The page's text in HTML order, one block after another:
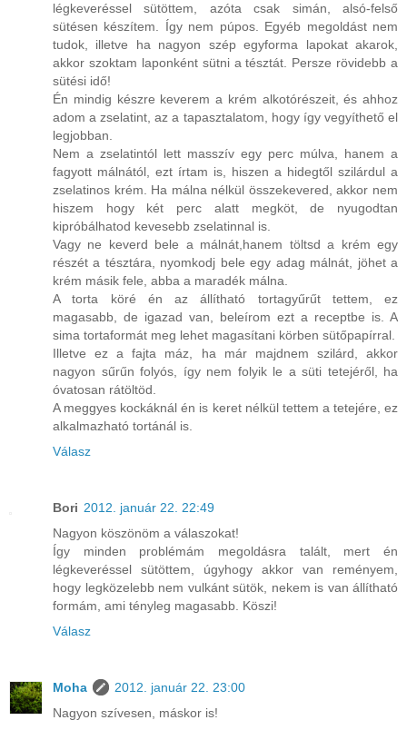
légkeveréssel sütöttem, azóta csak simán, alsó-felső
sütésen készítem. Így nem púpos. Egyéb megoldást nem
tudok, illetve ha nagyon szép egyforma lapokat akarok,
akkor szoktam laponként sütni a tésztát. Persze rövidebb a
sütési idő!
Én mindig készre keverem a krém alkotórészeit, és ahhoz
adom a zselatint, az a tapasztalatom, hogy így vegyíthető el
legjobban.
Nem a zselatintól lett masszív egy perc múlva, hanem a
fagyott málnától, ezt írtam is, hiszen a hidegtől szilárdul a
zselatinos krém. Ha málna nélkül összekevered, akkor nem
hiszem hogy két perc alatt megköt, de nyugodtan
kipróbálhatod kevesebb zselatinnal is.
Vagy ne keverd bele a málnát,hanem töltsd a krém egy
részét a tésztára, nyomkodj bele egy adag málnát, jöhet a
krém másik fele, abba a maradék málna.
A torta köré én az állítható tortagyűrűt tettem, ez
magasabb, de igazad van, beleírom ezt a receptbe is. A
sima tortaformát meg lehet magasítani körben sütőpapírral.
Illetve ez a fajta máz, ha már majdnem szilárd, akkor
nagyon sűrűn folyós, így nem folyik le a süti tetejéről, ha
óvatosan rátöltöd.
A meggyes kockáknál én is keret nélkül tettem a tetejére, ez
alkalmazható tortánál is.
Válasz
Bori 2012. január 22. 22:49
Nagyon köszönöm a válaszokat!
Így minden problémám megoldásra talált, mert én
légkeveréssel sütöttem, úgyhogy akkor van reményem,
hogy legközelebb nem vulkánt sütök, nekem is van állítható
formám, ami tényleg magasabb. Köszi!
Válasz
Moha
2012. január 22. 23:00
Nagyon szívesen, máskor is!